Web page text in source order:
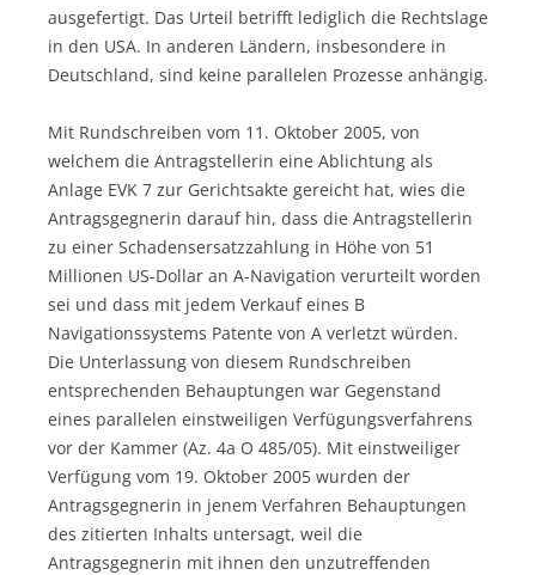
ausgefertigt. Das Urteil betrifft lediglich die Rechtslage
in den USA. In anderen Ländern, insbesondere in
Deutschland, sind keine parallelen Prozesse anhängig.
Mit Rundschreiben vom 11. Oktober 2005, von
welchem die Antragstellerin eine Ablichtung als
Anlage EVK 7 zur Gerichtsakte gereicht hat, wies die
Antragsgegnerin darauf hin, dass die Antragstellerin
zu einer Schadensersatzzahlung in Höhe von 51
Millionen US-Dollar an A-Navigation verurteilt worden
sei und dass mit jedem Verkauf eines B
Navigationssystems Patente von A verletzt würden.
Die Unterlassung von diesem Rundschreiben
entsprechenden Behauptungen war Gegenstand
eines parallelen einstweiligen Verfügungsverfahrens
vor der Kammer (Az. 4a O 485/05). Mit einstweiliger
Verfügung vom 19. Oktober 2005 wurden der
Antragsgegnerin in jenem Verfahren Behauptungen
des zitierten Inhalts untersagt, weil die
Antragsgegnerin mit ihnen den unzutreffenden